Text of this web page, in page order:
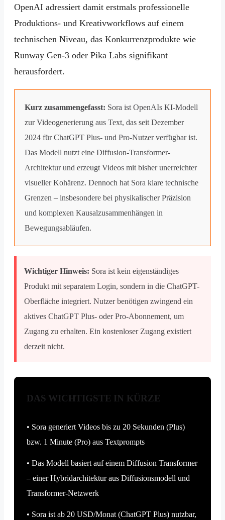
OpenAI adressiert damit erstmals professionelle
Produktions- und Kreativworkflows auf einem
technischen Niveau, das Konkurrenzprodukte wie
Runway Gen-3 oder Pika Labs signifikant
herausfordert.
Kurz zusammengefasst: Sora ist OpenAIs KI-Modell
zur Videogenerierung aus Text, das seit Dezember
2024 für ChatGPT Plus- und Pro-Nutzer verfügbar ist.
Das Modell nutzt eine Diffusion-Transformer-
Architektur und erzeugt Videos mit bisher unerreichter
visueller Kohärenz. Dennoch hat Sora klare technische
Grenzen – insbesondere bei physikalischer Präzision
und komplexen Kausalzusammenhängen in
Bewegungsabläufen.
Wichtiger Hinweis: Sora ist kein eigenständiges
Produkt mit separatem Login, sondern in die ChatGPT-
Oberfläche integriert. Nutzer benötigen zwingend ein
aktives ChatGPT Plus- oder Pro-Abonnement, um
Zugang zu erhalten. Ein kostenloser Zugang existiert
derzeit nicht.
DAS WICHTIGSTE IN KÜRZE
• Sora generiert Videos bis zu 20 Sekunden (Plus)
bzw. 1 Minute (Pro) aus Textprompts
• Das Modell basiert auf einem Diffusion Transformer
– einer Hybridarchitektur aus Diffusionsmodell und
Transformer-Netzwerk
• Sora ist ab 20 USD/Monat (ChatGPT Plus) nutzbar,